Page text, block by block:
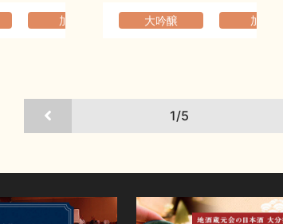
か フルーティ 元旦祝い酒
加越 香りの高い 華やか
大吟醸 加越
1/5